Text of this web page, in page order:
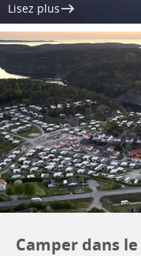
Lisez plus
Camper dans